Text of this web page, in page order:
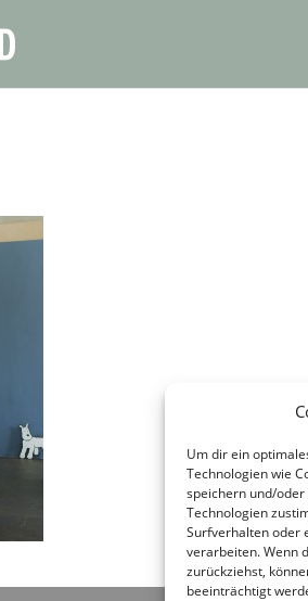
Um dir ein
Technologien wie
speichern und/
Technologien
Surfverhalten oder
verarbeiten. Wenn
zurückziehst,
beeinträchtigt